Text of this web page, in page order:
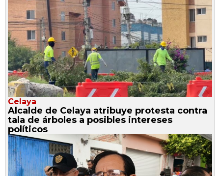
Celaya
Alcalde de Celaya atribuye protesta contra
tala de árboles a posibles intereses
políticos